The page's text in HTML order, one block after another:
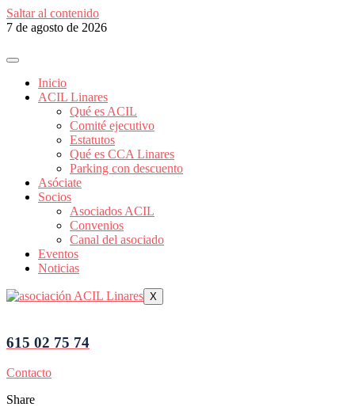
Saltar al contenido
7 de agosto de 2026
Inicio
ACIL Linares
Qué es ACIL
Comité ejecutivo
Estatutos
Qué es CCA Linares
Parking con descuento
Asóciate
Socios
Asociados ACIL
Convenios
Canal del asociado
Eventos
Noticias
X
615 02 75 74
Contacto
Share